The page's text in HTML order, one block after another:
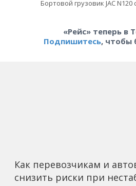
Бортовой грузовик JAC N120
«Рейс» теперь в
Подпишитесь, чтобы
Как перевозчикам и
снизить риски при